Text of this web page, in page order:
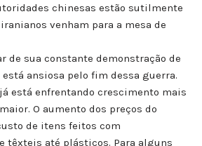
chinesas estão sutilmente
venham para a mesa de
de sua constante demonstração de
está ansiosa pelo fim dessa guerra.
está enfrentando crescimento mais
O aumento dos preços do
de itens feitos com
têxteis até plásticos. Para alguns